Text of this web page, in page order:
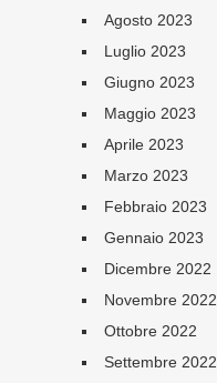
Agosto 2023
Luglio 2023
Giugno 2023
Maggio 2023
Aprile 2023
Marzo 2023
Febbraio 2023
Gennaio 2023
Dicembre 2022
Novembre 2022
Ottobre 2022
Settembre 2022